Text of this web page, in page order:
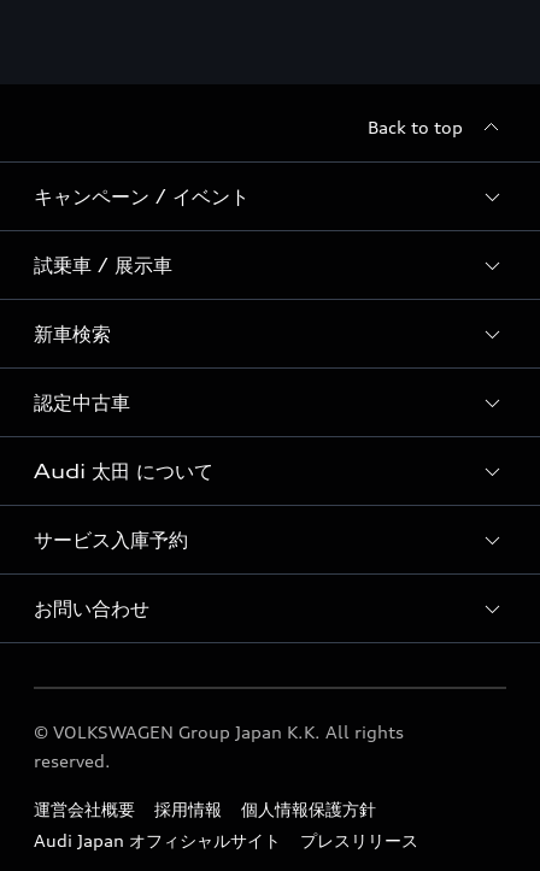
Back to top
キャンペーン / イベント
全国統一イベント
ディーラー独自イベント
試乗車 / 展示車
試乗予約
試乗車・展示車一覧
新車検索
新車検索
認定中古車
Audi認定中古車検索
Audi 太田 について
Audi 太田 店舗情報
Audi 太田 営業カレンダー
Audi 太田 運営会社概要
定期点検 / 車検 料金表
サービス入庫予約
Audi 太田 サービス入庫予約
お問い合わせ
各種お問い合わせ
© VOLKSWAGEN Group Japan K.K. All rights
reserved.
運営会社概要 採用情報
個人情報保護方針
Audi Japan オフィシャルサイト
プレスリリース